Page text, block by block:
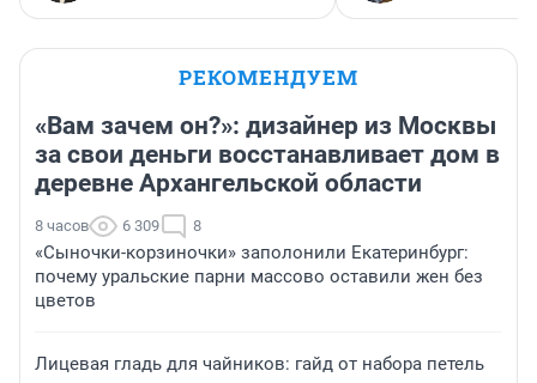
РЕКОМЕНДУЕМ
«Вам зачем он?»: дизайнер из Москвы
за свои деньги восстанавливает дом в
деревне Архангельской области
8 часов 6 309 8
«Сыночки-корзиночки» заполонили Екатеринбург:
почему уральские парни массово оставили жен без
цветов
Лицевая гладь для чайников: гайд от набора петель